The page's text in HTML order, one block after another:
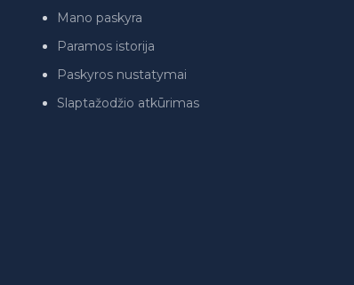
Mano paskyra
Paramos istorija
Paskyros nustatymai
Slaptažodžio atkūrimas